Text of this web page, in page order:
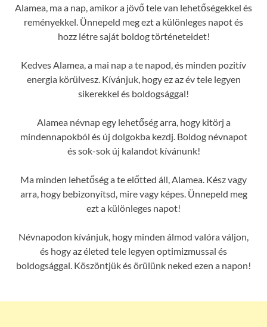
Alamea, ma a nap, amikor a jövő tele van lehetőségekkel és
reményekkel. Ünnepeld meg ezt a különleges napot és
hozz létre saját boldog történeteidet!
Kedves Alamea, a mai nap a te napod, és minden pozitív
energia körülvesz. Kívánjuk, hogy ez az év tele legyen
sikerekkel és boldogsággal!
Alamea névnap egy lehetőség arra, hogy kitörj a
mindennapokból és új dolgokba kezdj. Boldog névnapot
és sok-sok új kalandot kívánunk!
Ma minden lehetőség a te előtted áll, Alamea. Kész vagy
arra, hogy bebizonyítsd, mire vagy képes. Ünnepeld meg
ezt a különleges napot!
Névnapodon kívánjuk, hogy minden álmod valóra váljon,
és hogy az életed tele legyen optimizmussal és
boldogsággal. Köszöntjük és örülünk neked ezen a napon!